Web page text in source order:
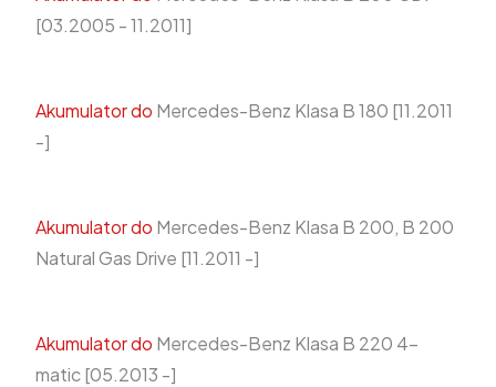
[03.2005 - 11.2011]
Akumulator do Mercedes-Benz Klasa B 180 [11.2011
-]
Akumulator do Mercedes-Benz Klasa B 200, B 200
Natural Gas Drive [11.2011 -]
Akumulator do Mercedes-Benz Klasa B 220 4-
matic [05.2013 -]